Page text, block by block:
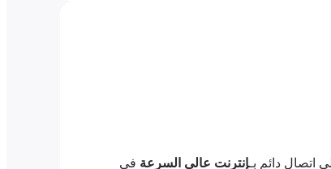
اتصال دائم بـإنترنت عالي السرعة في